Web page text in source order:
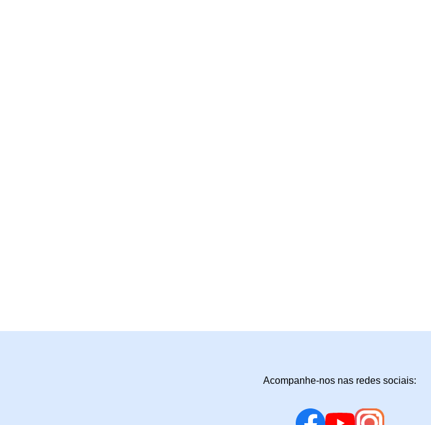
Acompanhe-nos nas redes sociais: